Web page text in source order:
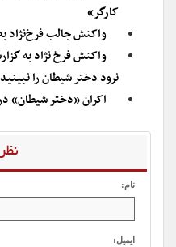
کارگر»
واکنش جالب فرخ‌نژاد
واکنش فرخ نژاد به
نرود دختر شیطان را نبینید
اکران «دختر شیطان»
نام:
ایمیل: